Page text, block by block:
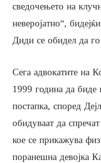
сведочењето на
неверојатно“,
Диди се обидел да
Сега адвокатите на
1999 година да биде
постапка, според
обидуваат да
кое се прикажува
поранешна девојка